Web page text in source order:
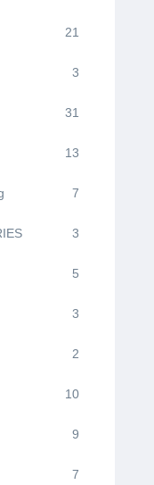
21
3
31
13
7
3
5
3
2
10
9
7